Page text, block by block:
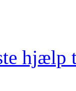
hjælp